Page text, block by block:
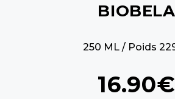
BIOBELA
250 ML / Poids
16.90€